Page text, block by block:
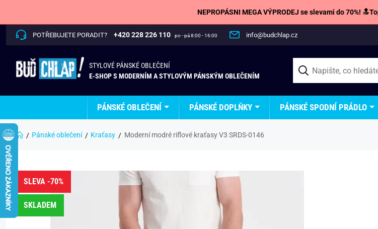
NEPROPÁSNI MEGA VÝPRODEJ se slevami do 70%!
POTŘEBUJETE PORADIT? +420 228 226 110 po - pá 8:00 - 16:00 info@budchlap.cz
STYLOVÉ PÁNSKÉ OBLEČENÍ
E-SHOP S MODERNÍM A STYLOVÝM PÁNSKÝM OBLEČENÍM
PÁNSKÉ OBLEČENÍ PÁNSKÉ DOPLŇKY PÁNSKÉ SPODNÍ PRÁDLO
Pánské oblečení Kraťasy Moderní modré riflové kraťasy V3 SRDS-0146
SLEVA -70%
SKLADEM